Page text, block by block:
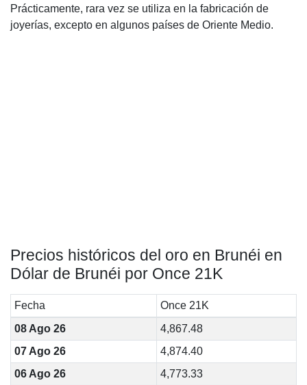
Prácticamente, rara vez se utiliza en la fabricación de
joyerías, excepto en algunos países de Oriente Medio.
Precios históricos del oro en Brunéi en
Dólar de Brunéi por Once 21K
Fecha
Once 21K
08 Ago 26
4,867.48
07 Ago 26
4,874.40
06 Ago 26
4,773.33